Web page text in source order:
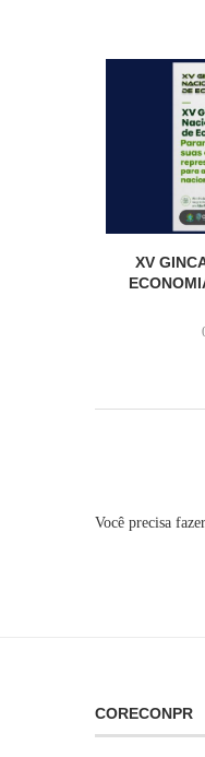
XV
Você precisa
CORECONPR